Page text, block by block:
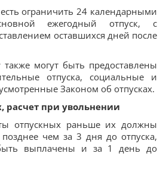
ограничить 24 календарными
ежегодный отпуск, с
оставшихся дней после
могут быть предоставлены
отпуска, социальные и
Законом об отпусках.
расчет при увольнении
отпускных раньше их должны
чем за 3 дня до отпуска,
выплачены и за 1 день до